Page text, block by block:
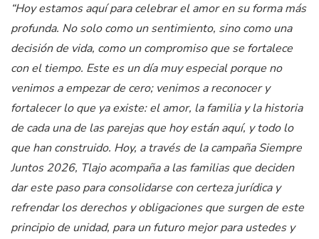
“Hoy estamos aquí para celebrar el amor en su forma más
profunda. No solo como un sentimiento, sino como una
decisión de vida, como un compromiso que se fortalece
con el tiempo. Este es un día muy especial porque no
venimos a empezar de cero; venimos a reconocer y
fortalecer lo que ya existe: el amor, la familia y la historia
de cada una de las parejas que hoy están aquí, y todo lo
que han construido. Hoy, a través de la campaña Siempre
Juntos 2026, Tlajo acompaña a las familias que deciden
dar este paso para consolidarse con certeza jurídica y
refrendar los derechos y obligaciones que surgen de este
principio de unidad, para un futuro mejor para ustedes y